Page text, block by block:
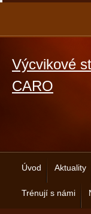
Výcvikové
CARO
Úvod Aktuality
Trénují s námi